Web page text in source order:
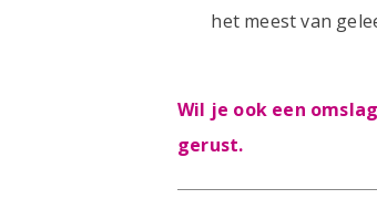
het meest van
Wil je ook een
gerust.